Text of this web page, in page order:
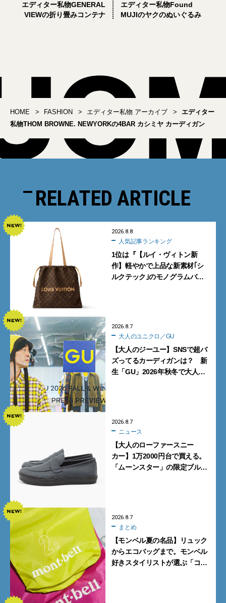
エディター私物GENERAL
VIEWの折り畳みコンテナ
エディター私物Found
MUJIのヤクのぬいぐるみ
HOME FASHION エディター私物 アーカイブ
エディター
私物THOM BROWNE. NEWYORKの4BAR カシミヤ カーディガン
RELATED ARTICLE
2026.8.8
人気記事ランキング
1位は『【ルイ・ヴィトン新
作】軽やかで上品な新素材｢シ
ルクテック｣のモノグラムバッ
2026.8.7
大人のユニクロ／GU
【大人のジーユー】SNSで超バ
ズってるカーディガンは？ 新
生「GU」2026年秋冬で大人メ
2026.8.7
ニュース
【大人のローファースニー
カー】1万2000円台で買える。
「ムーンスター」の限定ブルー
2026.8.7
まとめ
【モンベル夏の名品】リュック
からエコバッグまで。モンベル
好きスタイリストが選ぶ「コス